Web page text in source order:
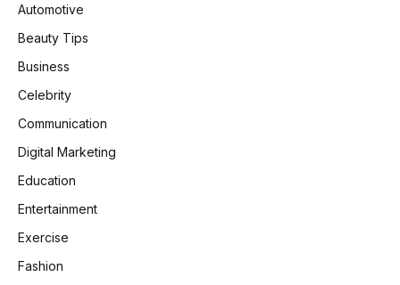
Automotive
Beauty Tips
Business
Celebrity
Communication
Digital Marketing
Education
Entertainment
Exercise
Fashion